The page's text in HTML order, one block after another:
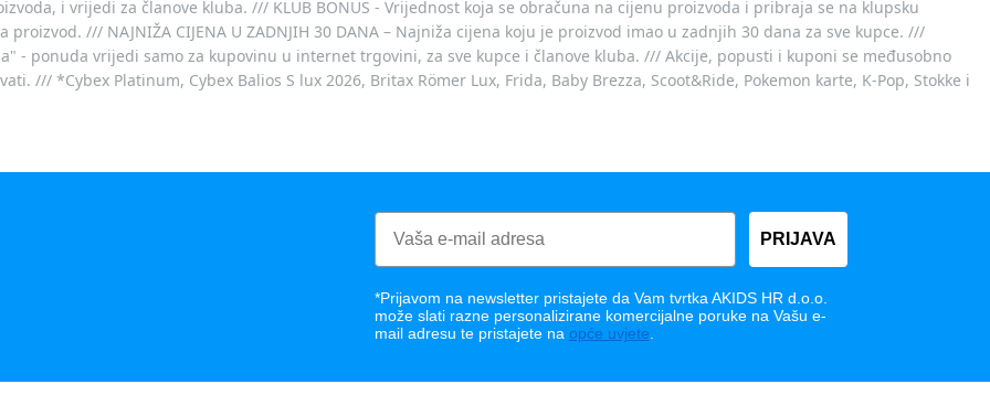
i vrijedi za članove kluba. /// KLUB BONUS - Vrijednost koja se obračuna na cijenu proizvoda i pribraja se na klupsku
proizvod. /// NAJNIŽA CIJENA U ZADNJIH 30 DANA – Najniža cijena koju je proizvod imao u zadnjih 30 dana za sve kupce. ///
- ponuda vrijedi samo za kupovinu u internet trgovini, za sve kupce i članove kluba. /// Akcije, popusti i kuponi se međusobno
/// *Cybex Platinum, Cybex Balios S lux 2026, Britax Römer Lux, Frida, Baby Brezza, Scoot&Ride, Pokemon karte, K-Pop, Stokke i
PRIJAVA
*Prijavom na newsletter pristajete da Vam tvrtka AKIDS HR d.o.o.
može slati razne personalizirane komercijalne poruke na Vašu e-
mail adresu te pristajete na opće uvjete.